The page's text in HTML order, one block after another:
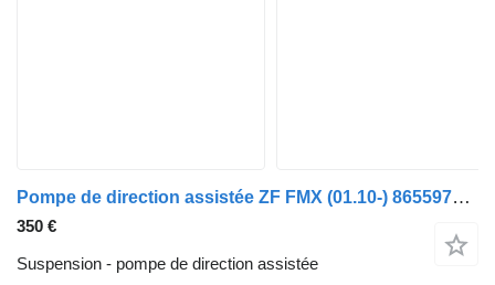
Pompe de direction assistée ZF FMX (01.10-) 8655974125 pour camion Volvo FM7-FM12, FM, FMX (1998-2014)
350 €
Suspension - pompe de direction assistée